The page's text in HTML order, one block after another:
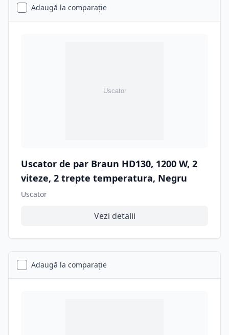
Adaugă la comparație
Uscator de par Braun HD130, 1200 W, 2
viteze, 2 trepte temperatura, Negru
Uscator
Vezi detalii
Adaugă la comparație